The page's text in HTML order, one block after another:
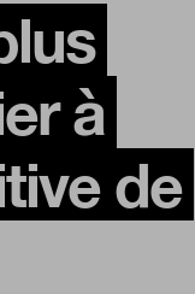
à
de